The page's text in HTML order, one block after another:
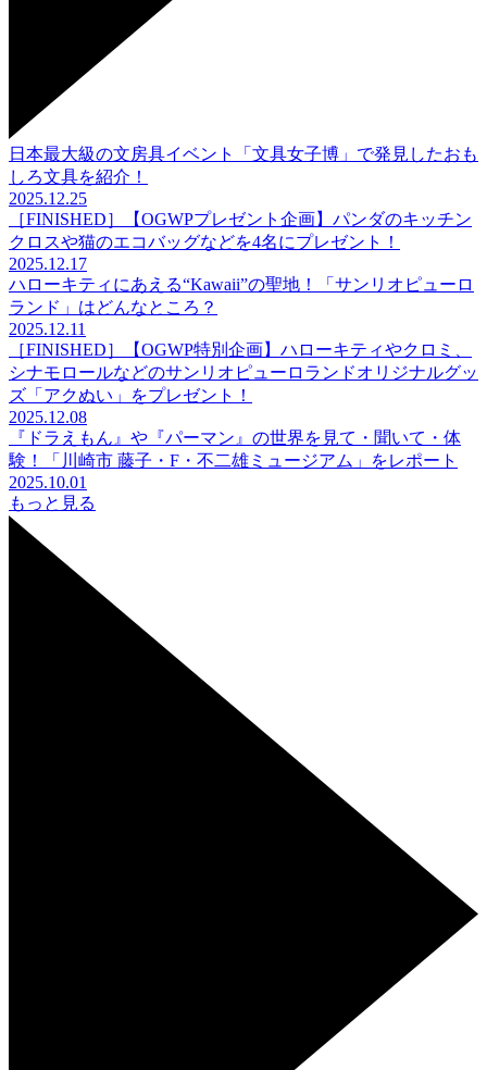
日本最大級の文房具イベント「文具女子博」で発見したおも
しろ文具を紹介！
2025.12.25
［FINISHED］【OGWPプレゼント企画】パンダのキッチン
クロスや猫のエコバッグなどを4名にプレゼント！
2025.12.17
ハローキティにあえる“Kawaii”の聖地！「サンリオピューロ
ランド」はどんなところ？
2025.12.11
［FINISHED］【OGWP特別企画】ハローキティやクロミ、
シナモロールなどのサンリオピューロランドオリジナルグッ
ズ「アクぬい」をプレゼント！
2025.12.08
『ドラえもん』や『パーマン』の世界を見て・聞いて・体
験！「川崎市 藤子・F・不二雄ミュージアム」をレポート
2025.10.01
もっと見る